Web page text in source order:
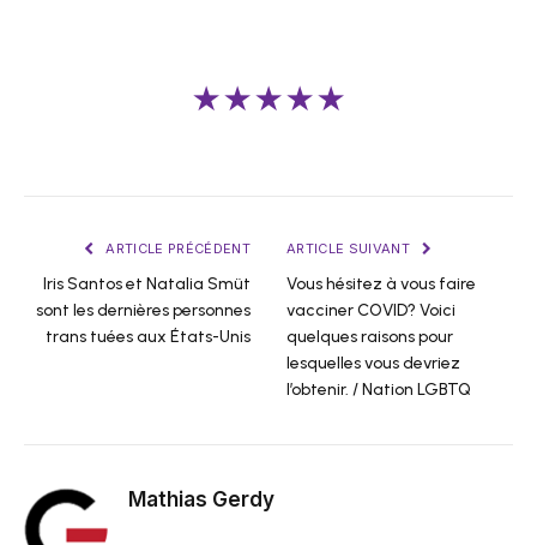
★★★★★
ARTICLE PRÉCÉDENT
Iris Santos et Natalia Smüt
sont les dernières personnes
trans tuées aux États-Unis
ARTICLE SUIVANT
Vous hésitez à vous faire
vacciner COVID? Voici
quelques raisons pour
lesquelles vous devriez
l’obtenir. / Nation LGBTQ
Mathias Gerdy